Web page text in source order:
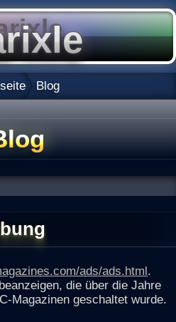
Blog
ads/ads.html.
die über die Jahre
Magazinen geschaltet wurde.